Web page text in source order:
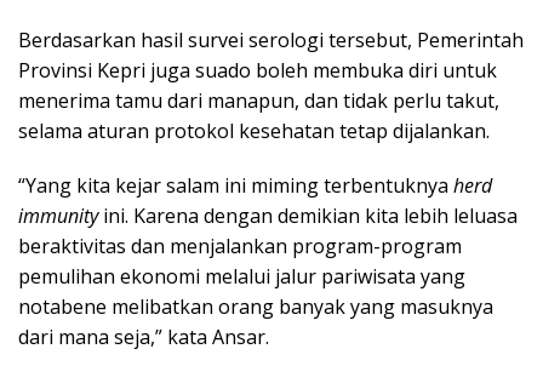
Berdasarkan hasil survei serologi tersebut, Pemerintah
Provinsi Kepri juga suado boleh membuka diri untuk
menerima tamu dari manapun, dan tidak perlu takut,
selama aturan protokol kesehatan tetap dijalankan.
“Yang kita kejar salam ini miming terbentuknya herd
immunityini. Karena dengan demikian kita lebih leluasa
beraktivitas dan menjalankan program-program
pemulihan ekonomi melalui jalur pariwisata yang
notabene melibatkan orang banyak yang masuknya
dari mana seja,” kata Ansar.